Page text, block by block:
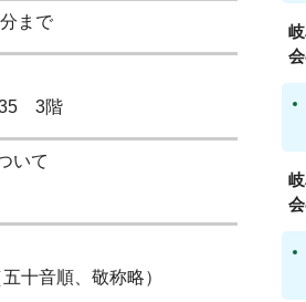
まで
35 3階
いて
十音順、敬称略）